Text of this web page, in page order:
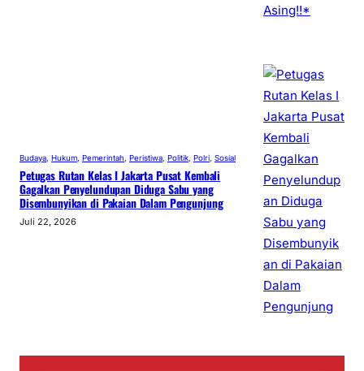
Budaya Hukum Pemerintah Peristiwa Politik Polri Sosial
Petugas Rutan Kelas I Jakarta Pusat Kembali
Gagalkan Penyelundupan Diduga Sabu yang
Disembunyikan di Pakaian Dalam Pengunjung
Juli 22, 2026